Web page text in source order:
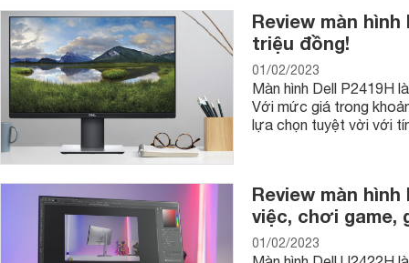
Review màn hình
triệu đồng!
01/02/2023
Màn hình Dell P2419H
Với mức giá trong
lựa chọn tuyệt vời với
Review màn
việc, chơi game,
01/02/2023